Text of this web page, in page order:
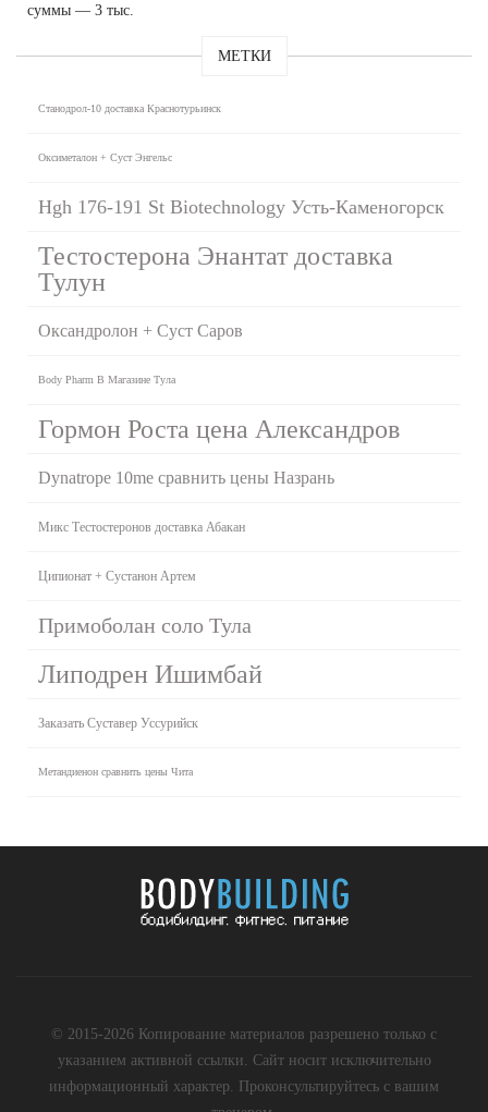
суммы — 3 тыс.
МЕТКИ
Станодрол-10 доставка Краснотурьинск
Оксиметалон + Суст Энгельс
Hgh 176-191 St Biotechnology Усть-Каменогорск
Тестостерона Энантат доставка
Тулун
Оксандролон + Суст Саров
Body Pharm В Магазине Тула
Гормон Роста цена Александров
Dynatrope 10me сравнить цены Назрань
Микс Тестостеронов доставка Абакан
Ципионат + Сустанон Артем
Примоболан соло Тула
Липодрен Ишимбай
Заказать Суставер Уссурийск
Метандиенон сравнить цены Чита
© 2015-2026 Копирование материалов разрешено только с
указанием активной ссылки. Сайт носит исключительно
информационный характер. Проконсультируйтесь с вашим